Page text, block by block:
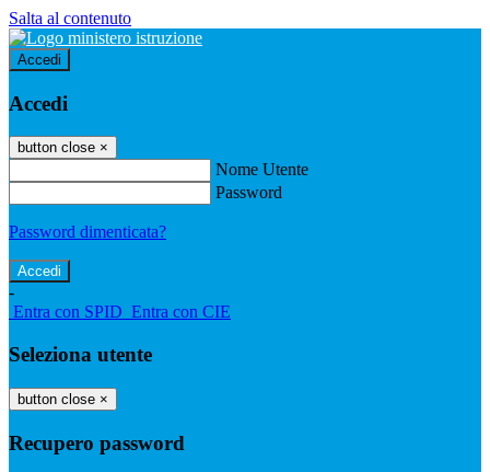
Salta al contenuto
Accedi
Accedi
button close ×
Nome Utente
Password
Password dimenticata?
-
Entra con SPID Entra con CIE
Seleziona utente
button close ×
Recupero password